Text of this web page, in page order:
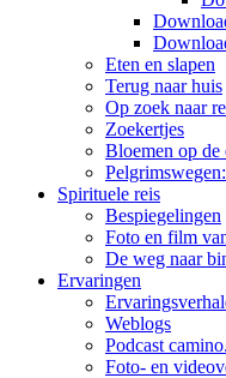
Eten en slapen
Terug naar huis
Op zoek naar
Zoekertjes
Bloemen op de
Spirituele reis
Bespiegelingen
Foto en film
De weg naar
Ervaringen
Weblogs
Podcast
Foto- en